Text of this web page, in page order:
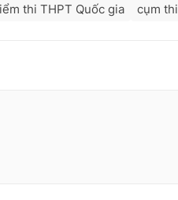
thi THPT Quốc gia cụm thi